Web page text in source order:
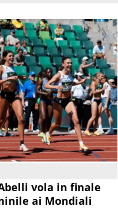
vola in finale
ai Mondiali